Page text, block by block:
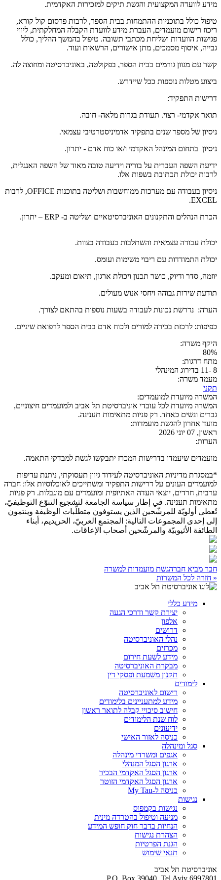
מידע לוועדה המקצועית והגשת תיקים למזכירות האקדמית.
טיפול כולל בתוכניות ההתמחות בבית הספר, לרבות פרסום קול קורא,
ריכוז רישום מועמדים, העברת מידע לוועדת הקבלה המחלקתית, ליווי
פגישות הוועדות ושליחת מכתבי תשובה. טיפול בהמשך ההליך, כולל
גבייה, איסוף מסמכים, מתן אישורים, הרשאות ועוד.
קשר עם מגוון גורמים בבית הספר, בפקולטה, באוניברסיטה ומחוצה לה.
ביצוע מטלות נוספות ככל שיידרש.
דרישות התפקיד:
תואר אקדמי- רצוי. תעודת בגרות מלאה- חובה.
ניסיון של מספר שנים בתפקיד אדמיניסטרטיבי עצמאי.
ניסיון בתחום המינהל האקדמי ו/או כוח אדם - יתרון.
ידיעת השפה העברית על בוריה וידיעה טובה מאוד של השפה האנגלית,
לרבות יכולת תכתובת בשפות אלו.
ניסיון בעבודה עם מערכות ממוחשבות ושליטה בתוכנות OFFICE, לרבות
EXCEL.
הכרת הנהלים והתקנונים האוניברסיטאיים ושליטה ב- ERP – יתרון.
יכולת עבודה עצמאית והשתלבות בעבודה בצוות.
יכולת התמודדות עם ריבוי משימות ועומס.
יוזמה, סדר ודיוק, כושר תכנון ויכולת ארגון, תיאום ומעקב.
תודעת שירות גבוהה ויחסי אנוש מעולים.
הערה: נדרשת נכונות לעבודה בשעות נוספות בהתאם לצורך.
כפיפות: לרכזת בכירה למורים ולכוח אדם בבית הספר לרפואת שיניים.
היקף משרה:
80%
מתח דרגות:
8 -11 בדירוג המינהלי
מעמד משרה:
תקני
המשרה מיועדת למועמדים:
המשרה מיועדת לכל עובדי אוניברסיטת תל אביב ולמועמדים חיצוניים,
גברים ונשים כאחד. רק פניות מתאימות תענינה.
מועד אחרון להגשת מועמדות:
ראשון, 07 יוני 2026
הערות:
מועמדים שיעמדו בדרישות המכרז יתבקשו לגשת למבדקי התאמה.
*במסגרת מדיניות האוניברסיטה לעידוד גיוון תעסוקתי, ניתנת עדיפות
למועמדים העונים על דרישות התפקיד ומשתייכים לאוכלוסיות אלו: חברה
ערבית, חרדים, יוצאי העדה האתיופית ומועמדים עם מוגבלות. רק פניות
מתאימות תענינה. في إطار سياسة الجامعة لتشجيع التنوّع التوظيفيّ،
تُعطى أولويّة للمرشّحين الذين يستوفون متطلّبات الوظيفة وينتمون
إلى إحدى المجموعات التالية: المجتمع العربيّ، الحريديم، أبناء
الطائفة الأثيوبيّة والمرشّحين أصحاب الإعاقات.
חבר מביא חברהגשת מועמדות למשרה
« חזרה לכל המשרות
מידע כללי
יצירת קשר ודרכי הגעה
אלפון
דרושים
נהלי האוניברסיטה
מכרזים
מידע לשעת חירום
מבקרת האוניברסיטה
תקנון משמעת ופסקי דין
לימודים
רישום לאוניברסיטה
מידע למתעניינים בלימודים
חישוב סיכויי קבלה לתואר ראשון
לוח שנת הלימודים
ידיעונים
כניסה לאזור האישי
סגל ומינהלה
אגפים ומשרדי מינהלה
ארגון הסגל המנהלי
ארגון הסגל האקדמי הבכיר
ארגון הסגל האקדמי הזוטר
כניסה ל-My Tau
נגישות
נגישות בקמפוס
מניעה וטיפול בהטרדה מינית
הנחיות בדבר חוק חופש המידע
הצהרת נגישות
הגנת הפרטיות
תנאי שימוש
אוניברסיטת תל אביב
P.O. Box 39040, Tel Aviv 6997801